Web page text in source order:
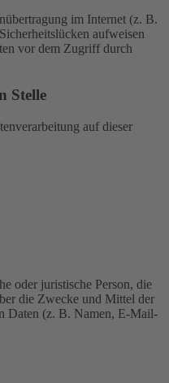
im Internet (z. B.
aufweisen
vor dem Zugriff durch
Stelle
auf dieser
oder juristische Person, die
die Zwecke und Mittel der
Daten (z. B. Namen, E-Mail-